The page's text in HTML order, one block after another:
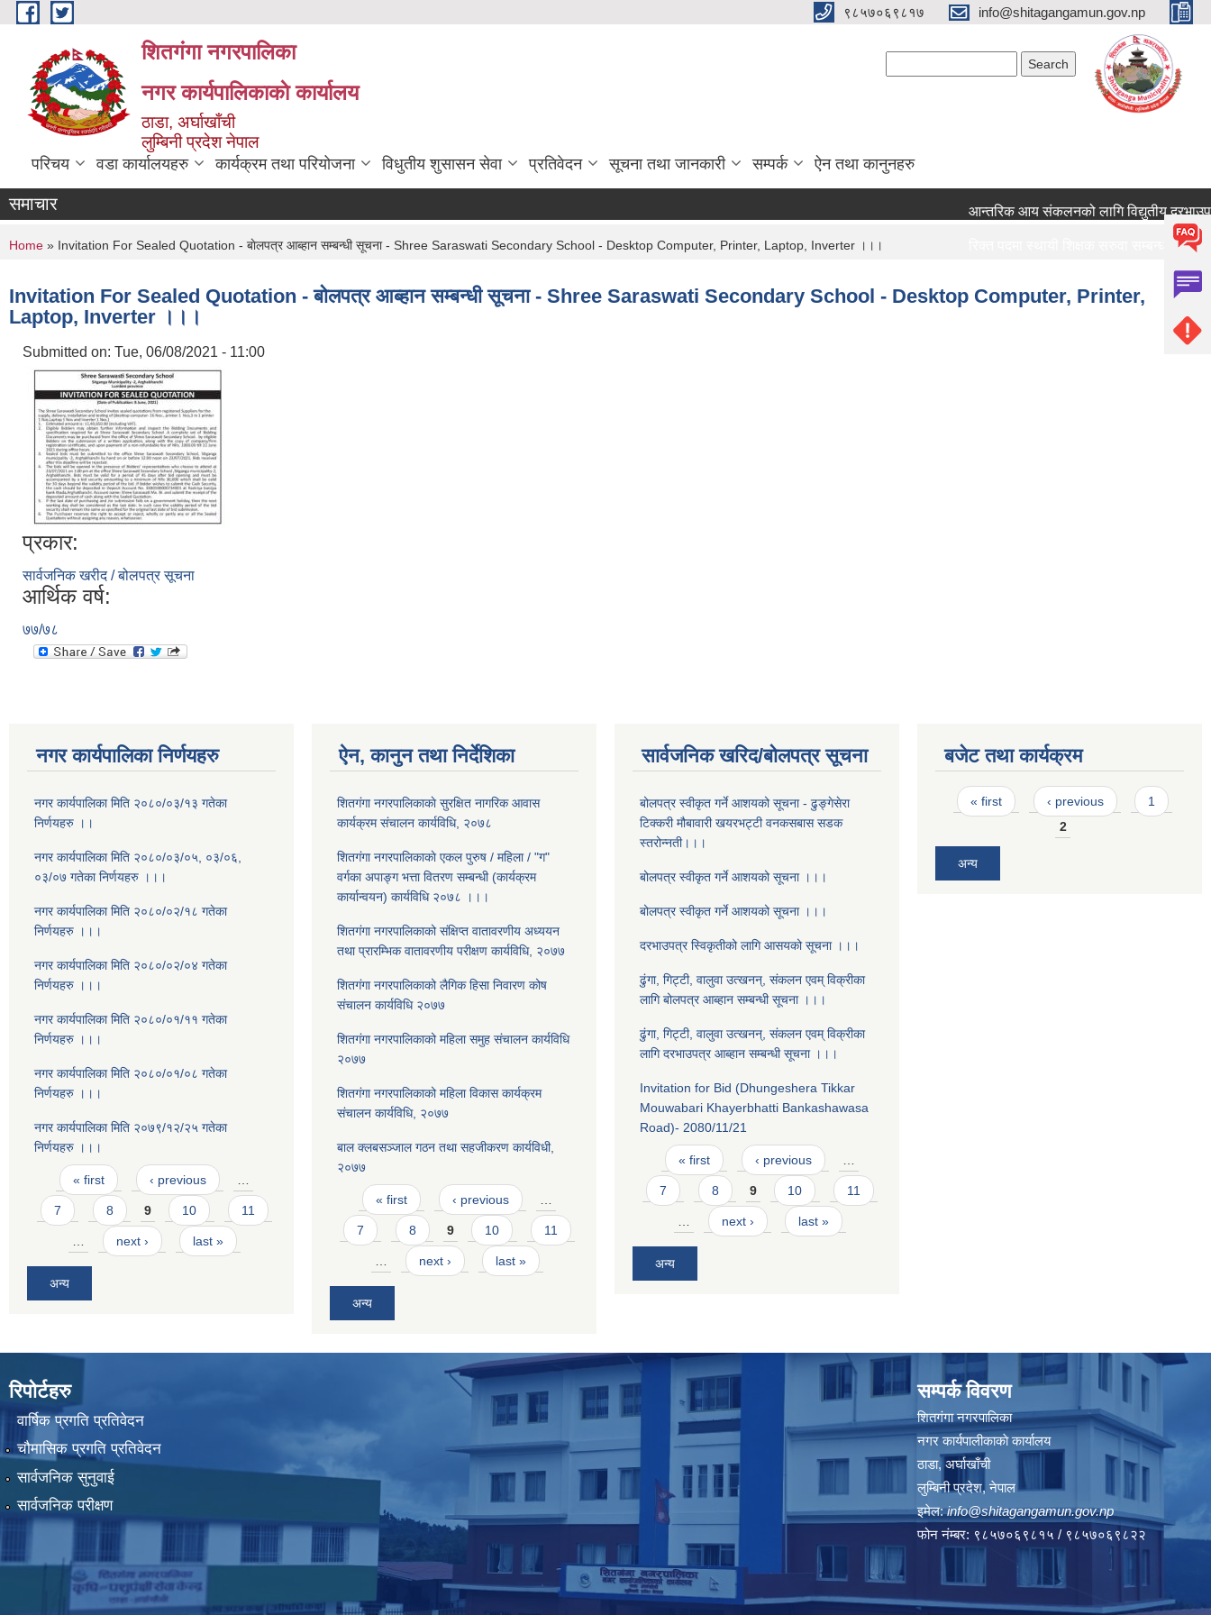
Skip to main content ९८५७०६९८१७ info@shitagangamun.gov.np
शितगंगा नगरपालिका
नगर कार्यपालिकाकाे कार्यालय
ठाडा, अर्घाखाँची
लुम्बिनी प्रदेश नेपाल
परिचय वडा कार्यालयहरु कार्यक्रम तथा परियोजना विधुतीय शुसासन सेवा प्रतिवेदन सूचना तथा जानकारी सम्पर्क ऐन तथा कानुनहरु
समाचार आन्तरिक आय संकलनको लागि विद्युतीय
रिक्त पदमा स्थायी शिक्षक सरुवा सम्बन्धमा ।।।
रिक्त पदमा स्थायी शिक्षक सरुवा सम्बन्धमा ।।।
You are here
Home » Invitation For Sealed Quotation - बाेलपत्र आब्हान सम्बन्धी सूचना - Shree Saraswati Secondary School - Desktop Computer, Printer, Laptop, Inverter ।।।
Invitation For Sealed Quotation - बाेलपत्र आब्हान सम्बन्धी सूचना - Shree Saraswati Secondary School - Desktop Computer, Printer,
Laptop, Inverter ।।।
Submitted on: Tue, 06/08/2021 - 11:00
प्रकार:
सार्वजनिक खरीद / बोलपत्र सूचना
आर्थिक वर्ष:
७७/७८
नगर कार्यपालिका निर्णयहरु
नगर कार्यपालिका मिति २०८०/०३/१३ गतेका
निर्णयहरु ।।
नगर कार्यपालिका मिति २०८०/०३/०५, ०३/०६,
०३/०७ गतेका निर्णयहरु ।।।
नगर कार्यपालिका मिति २०८०/०२/१८ गतेका
निर्णयहरु ।।।
नगर कार्यपालिका मिति २०८०/०२/०४ गतेका
निर्णयहरु ।।।
नगर कार्यपालिका मिति २०८०/०१/११ गतेका
निर्णयहरु ।।।
नगर कार्यपालिका मिति २०८०/०१/०८ गतेका
निर्णयहरु ।।।
नगर कार्यपालिका मिति २०७९/१२/२५ गतेका
निर्णयहरु ।।।
Pages
« first ‹ previous
7 8 9 10 11
next › last »
अन्य
ऐन, कानुन तथा निर्देशिका
शितगंगा नगरपालिकाकाे सुरक्षित नागरिक आवास
कार्यक्रम संचालन कार्यविधि, २०७८
शितगंगा नगरपालिकाकाे एकल पुरुष / महिला / "ग"
वर्गका अपाङ्ग भत्ता वितरण सम्बन्धी (कार्यक्रम
कार्यान्वयन) कार्यविधि २०७८ ।।।
शितगंगा नगरपालिकाको संक्षिप्त वातावरणीय अध्ययन
तथा प्रारम्भिक वातावरणीय परीक्षण कार्यविधि, २०७७
शितगंगा नगरपालिकाको लैगिक हि‌सा निवारण कोष
संचालन कार्यविधि २०७७
शितगंगा नगरपालिकाको महिला समुह संचालन कार्यविधि
२०७७
शितगंगा नगरपालिकाको महिला विकास कार्यक्रम
संचालन कार्यविधि, २०७७
बाल क्लबसञ्जाल गठन तथा सहजीकरण कार्यविधी,
२०७७
Pages
« first ‹ previous
7 8 9 10 11
next › last »
अन्य
सार्वजनिक खरिद/बोलपत्र सूचना
बोलपत्र स्वीकृत गर्ने आशयको सूचना - ढुङ्गेसेरा
टिक्करी मौबावारी खयरभट्टी वनकसबास सडक
स्तरोन्नती।।।
बोलपत्र स्वीकृत गर्ने आशयको सूचना ।।।
बोलपत्र स्वीकृत गर्ने आशयको सूचना ।।।
दरभाउपत्र स्विकृतीको लागि आसयको सूचना ।।।
ढुंगा, गिट्टी, वालुवा उत्खनन्, संकलन एवम् विक्रीका
लागि बोलपत्र आब्हान सम्बन्धी सूचना ।।।
ढुंगा, गिट्टी, वालुवा उत्खनन्, संकलन एवम् विक्रीका
लागि दरभाउपत्र आब्हान सम्बन्धी सूचना ।।।
Invitation for Bid (Dhungeshera Tikkar
Mouwabari Khayerbhatti Bankashawasa
Road)- 2080/11/21
Pages
« first ‹ previous
7 8 9 10 11
next › last »
अन्य
बजेट तथा कार्यक्रम
Pages
« first ‹ previous
1
2
अन्य
रिपोर्टहरु
वार्षिक प्रगति प्रतिवेदन
चौमासिक प्रगति प्रतिवेदन
सार्वजनिक सुनुवाई
सार्वजनिक परीक्षण
सम्पर्क विवरण
शितगंगा नगरपालिका
नगर कार्यपालीकाकाे कार्यालय
ठाडा, अर्घाखाँची
लुम्बिनी प्रदेश, नेपाल
इमेल:info@shitagangamun.gov.np
फोन नंम्बर: ९८५७०६९८१५ / ९८५७०६९८२२